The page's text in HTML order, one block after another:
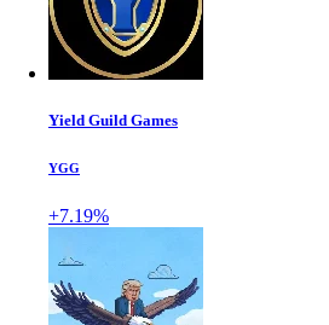
Yield Guild Games
YGG
+7.19%